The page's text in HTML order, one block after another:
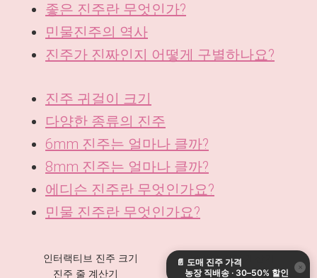
좋은 진주란 무엇인가?
민물진주의 역사
진주가 진짜인지 어떻게 구별하나요?
진주 귀걸이 크기
다양한 종류의 진주
6mm 진주는 얼마나 클까?
8mm 진주는 얼마나 클까?
에디슨 진주란 무엇인가요?
민물 진주란 무엇인가요?
인터랙티브 진주 크기
목걸이 길이 계산기
진주 줄 계산기
진주 무게 변환기
📄 도매 진주 가격
농장 직배송 · 30–50% 할인
×
IT
DE